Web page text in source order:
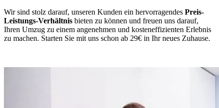
Wir sind stolz darauf, unseren Kunden ein hervorragendes Preis-
Leistungs-Verhältnis bieten zu können und freuen uns darauf,
Ihren Umzug zu einem angenehmen und kosteneffizienten Erlebnis
zu machen. Starten Sie mit uns schon ab 29€ in Ihr neues Zuhause.